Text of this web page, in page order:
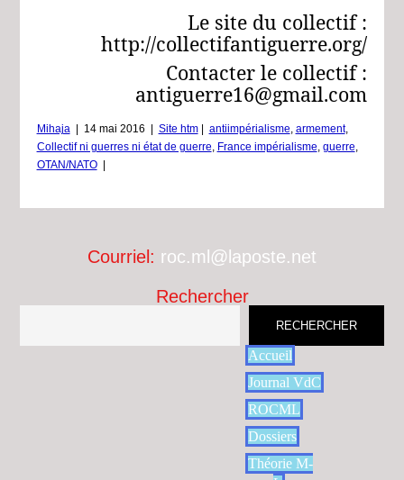
Le site du collectif :
http://collectifantiguerre.org/
Contacter le collectif :
antiguerre16@gmail.com
Mihaja 14 mai 2016 Site htm antiimpérialisme armement,
Collectif ni guerres ni état de guerre
France impérialisme guerre
OTAN/NATO
Courriel: roc.ml@laposte.net
Rechercher
RECHERCHER
Accueil
Journal VdC
ROCML
Dossiers
Théorie M-